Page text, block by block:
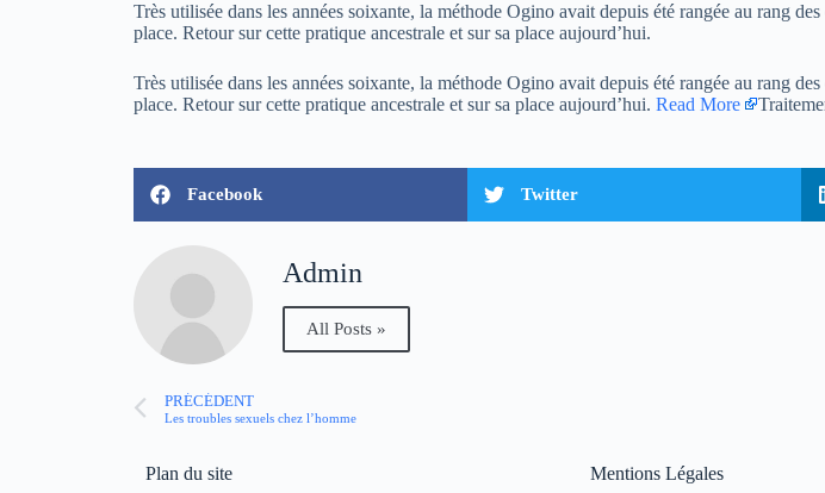
Très utilisée dans les années soixante, la méthode Ogino avait depuis été rangée au rang
place. Retour sur cette pratique ancestrale et sur sa place aujourd’hui.
Très utilisée dans les années soixante, la méthode Ogino avait depuis été rangée au rang
place. Retour sur cette pratique ancestrale et sur sa place aujourd’hui. Read More
Facebook Twitter
Admin
All Posts »
PRÉCÉDENT
Les troubles sexuels chez l’homme
Plan du site Mentions Légales